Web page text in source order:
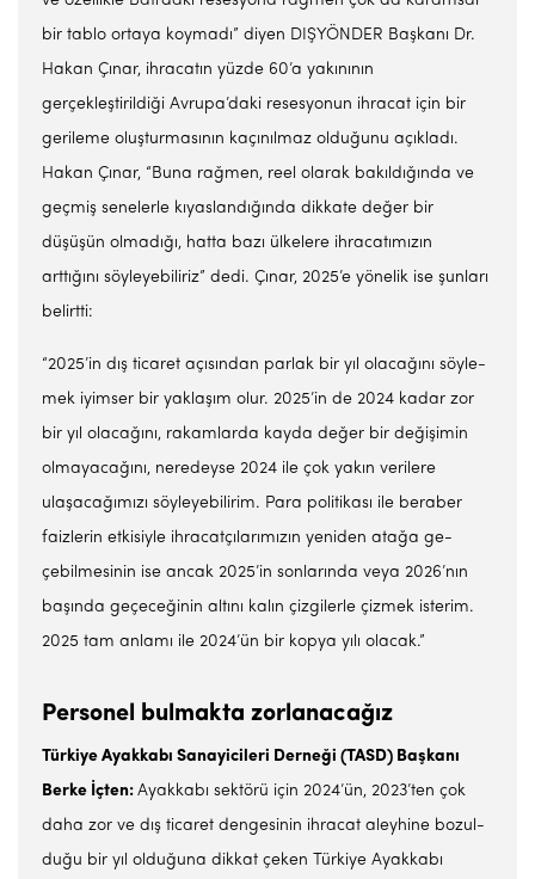
bir tablo ortaya koyma­dı” diyen DIŞYÖNDER Başkanı Dr.
Hakan Çınar, ihracatın yüzde 60’a yakınının
gerçekleştirildiği Avrupa’daki resesyonun ihracat için bir
gerileme oluşturmasının kaçınılmaz olduğunu açıkladı.
Hakan Çınar, “Buna rağmen, re­el olarak bakıldığında ve
geçmiş senelerle kıyaslandığında dik­kate değer bir
düşüşün olmadığı, hatta bazı ülkelere ihracatımı­zın
arttığını söyleyebiliriz” dedi. Çınar, 2025’e yönelik ise şunları
belirtti:
“2025’in dış ticaret açısından parlak bir yıl olacağını söyle­
mek iyimser bir yaklaşım olur. 2025’in de 2024 kadar zor
bir yıl olacağını, rakamlarda kayda de­ğer bir değişimin
olmayacağı­nı, neredeyse 2024 ile çok yakın verilere
ulaşacağımızı söyleye­bilirim. Para politikası ile bera­ber
faizlerin etkisiyle ihracat­çılarımızın yeniden atağa ge­
çebilmesinin ise ancak 2025’in sonlarında veya 2026’nın
ba­şında geçeceğinin altını kalın çizgilerle çizmek isterim.
2025 tam anlamı ile 2024’ün bir kop­ya yılı olacak.”
Personel bulmakta zorlanacağız
Türkiye Ayakkabı Sanayi­cileri Derneği (TASD) Baş­kanı
Berke İçten: Ayakkabı sektörü için 2024’ün, 2023’ten çok
daha zor ve dış ticaret den­gesinin ihracat aleyhine bozul­
duğu bir yıl olduğuna dikkat çe­ken Türkiye Ayakkabı